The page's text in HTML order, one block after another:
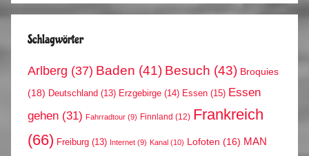
Schlagwörter
Arlberg (37) Baden (41) Besuch (43) Broquies
(18) Deutschland (13) Erzgebirge (14) Essen (15) Essen
gehen (31) Fahrradtour (9) Finnland (12) Frankreich
(66) Freiburg (13) Internet (9) Kanal (10) Lofoten (16) MAN